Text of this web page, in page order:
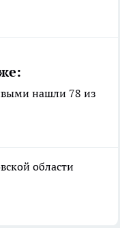
нашли 78 из
области